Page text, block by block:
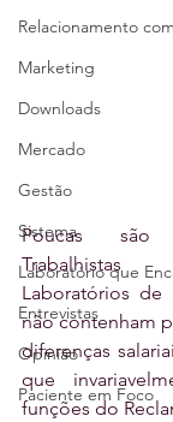
Relacionamento
Marketing
Downloads
Mercado
Gestão
Sistema
Laboratório que
Entrevistas
Opinião
Paciente em Foco
Poucas são
Laboratórios de
não contenham
diferenças
que
funções do